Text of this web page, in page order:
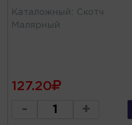
Каталожный : Скотч
Малярный
127.20
- +